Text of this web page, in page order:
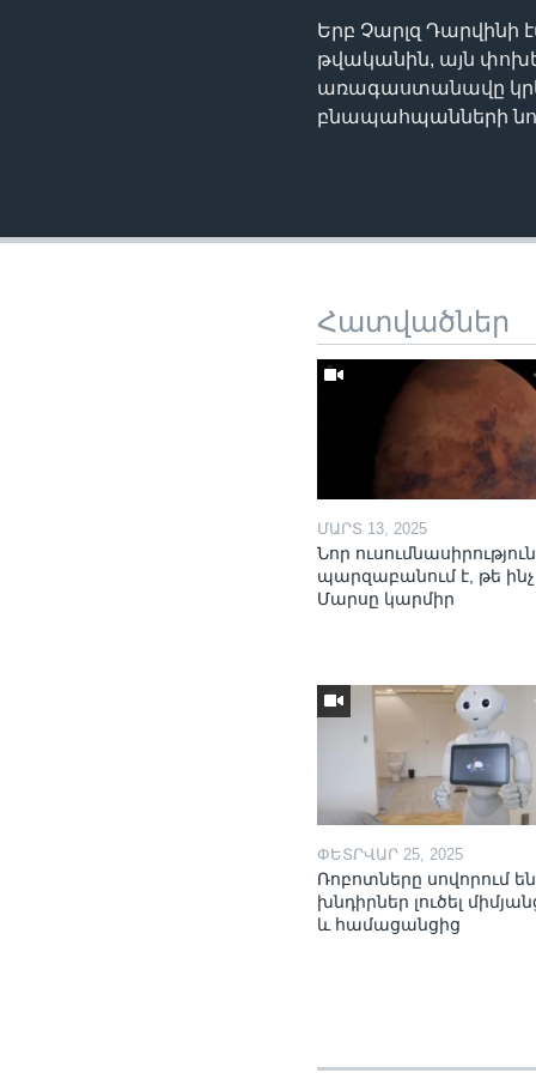
Երբ Չարլզ Դարվինի
թվականին, այն
առագաստանավը
բնապահպանների
Հատվածներ
ՄԱՐՏ 13, 2025
Նոր
պարզաբանում է, թե
Մարսը կարմիր
ՓԵՏՐՎԱՐ 25, 2025
Ռոբոտները սովորում են
խնդիրներ լուծել
և համացանցից